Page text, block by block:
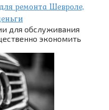
ремонта Шевроле,
для обслуживания
экономить